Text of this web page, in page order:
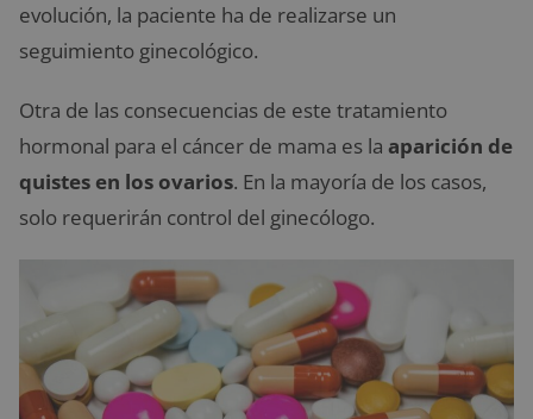
evolución, la paciente ha de realizarse un
seguimiento ginecológico.
Otra de las consecuencias de este tratamiento
hormonal para el cáncer de mama es la aparición de
quistes en los ovarios. En la mayoría de los casos,
solo requerirán control del ginecólogo.